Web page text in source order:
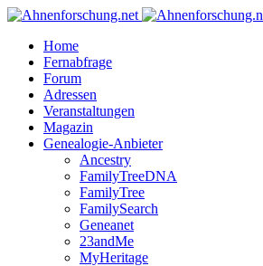
Home
Fernabfrage
Forum
Adressen
Veranstaltungen
Magazin
Genealogie-Anbieter
Ancestry
FamilyTreeDNA
FamilyTree
FamilySearch
Geneanet
23andMe
MyHeritage